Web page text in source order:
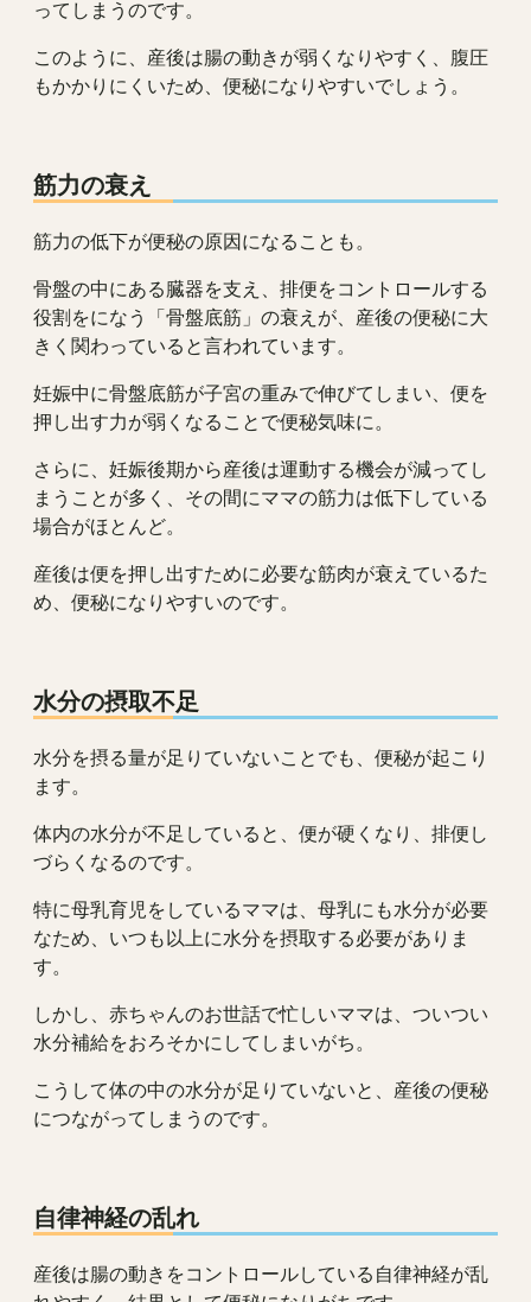
ってしまうのです。
このように、産後は腸の動きが弱くなりやすく、腹圧
もかかりにくいため、便秘になりやすいでしょう。
筋力の衰え
筋力の低下が便秘の原因になることも。
骨盤の中にある臓器を支え、排便をコントロールする
役割をになう「骨盤底筋」の衰えが、産後の便秘に大
きく関わっていると言われています。
妊娠中に骨盤底筋が子宮の重みで伸びてしまい、便を
押し出す力が弱くなることで便秘気味に。
さらに、妊娠後期から産後は運動する機会が減ってし
まうことが多く、その間にママの筋力は低下している
場合がほとんど。
産後は便を押し出すために必要な筋肉が衰えているた
め、便秘になりやすいのです。
水分の摂取不足
水分を摂る量が足りていないことでも、便秘が起こり
ます。
体内の水分が不足していると、便が硬くなり、排便し
づらくなるのです。
特に母乳育児をしているママは、母乳にも水分が必要
なため、いつも以上に水分を摂取する必要がありま
す。
しかし、赤ちゃんのお世話で忙しいママは、ついつい
水分補給をおろそかにしてしまいがち。
こうして体の中の水分が足りていないと、産後の便秘
につながってしまうのです。
自律神経の乱れ
産後は腸の動きをコントロールしている自律神経が乱